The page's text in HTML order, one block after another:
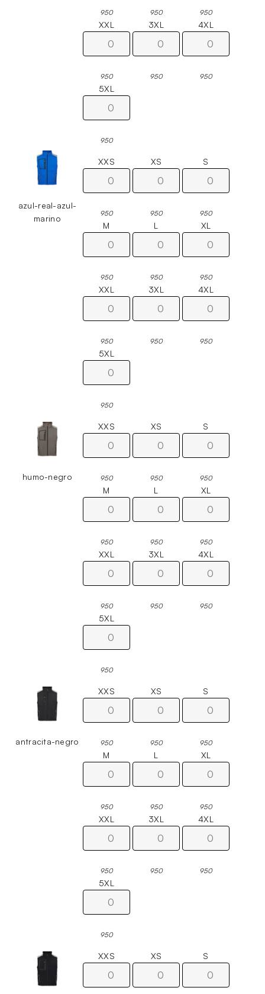
950 950 950
XXL
950
3XL
950
4XL
950
5XL
950
azul-real-azul-
marino
XXS
950
XS
950
S
950
M
950
L
950
XL
950
XXL
950
3XL
950
4XL
950
5XL
950
humo-negro
XXS
950
XS
950
S
950
M
950
L
950
XL
950
XXL
950
3XL
950
4XL
950
5XL
950
antracita-negro
XXS
950
XS
950
S
950
M
950
L
950
XL
950
XXL
950
3XL
950
4XL
950
5XL
950
XXS XS S